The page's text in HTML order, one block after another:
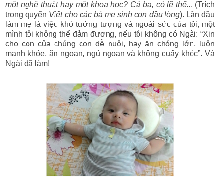
một nghệ thuật hay một khoa học? Cả ba, có lẽ thế... (Trích
trong quyển Viết cho các bà mẹ sinh con đầu lòng). Lần đầu
làm mẹ là việc khó tưởng tượng và ngoài sức của tôi, một
mình tôi không thể đảm đương, nếu tôi không có Ngài: “Xin
cho con của chúng con dễ nuôi, hay ăn chóng lớn, luôn
mạnh khỏe, ăn ngoan, ngủ ngoan và không quấy khóc”. Và
Ngài đã làm!